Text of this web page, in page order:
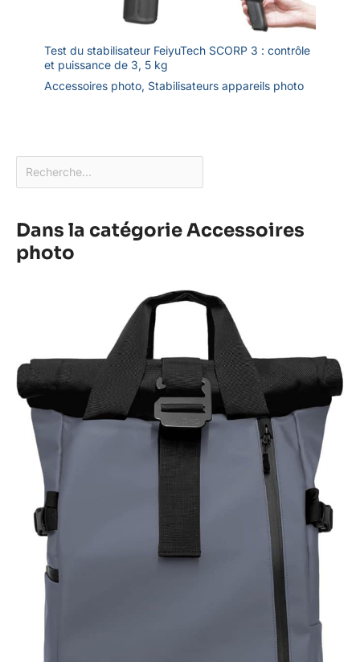
Test du stabilisateur FeiyuTech SCORP 3 : contrôle
et puissance de 3, 5 kg
Accessoires photo, Stabilisateurs appareils photo
Dans la catégorie Accessoires
photo